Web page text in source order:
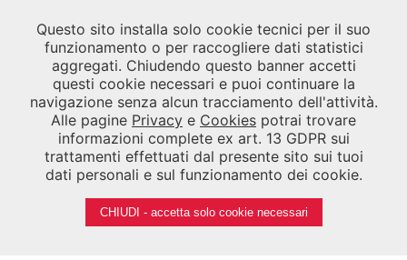
Email segreteria.asac@labiennale.org-
consultazione.asac@labiennale.org
BIBLIOTECA DELLA BIENNALE
CALLE PALUDO SANT'ANTONIO, 30122 VENEZIA
041 5218939
Email biblioteca.asac@labiennale.org
Questo sito installa solo cookie tecnici per il suo
funzionamento o per raccogliere dati statistici
aggregati. Chiudendo questo banner accetti
questi cookie necessari e puoi continuare la
navigazione senza alcun tracciamento dell'attività.
Alle pagine Privacy e Cookies potrai trovare
informazioni complete ex art. 13 GDPR sui
trattamenti effettuati dal presente sito sui tuoi
dati personali e sul funzionamento dei cookie.
CHIUDI - accetta solo cookie necessari